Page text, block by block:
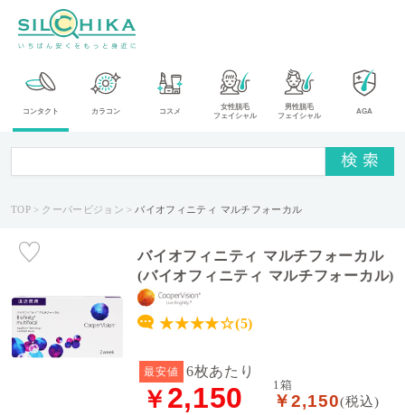
コンタクト カラコン コスメ
女性脱毛
フェイシャル
男性脱毛
フェイシャル
AGA
TOP クーパービジョン バイオフィニティ マルチフォーカル
バイオフィニティ マルチフォーカル
(バイオフィニティ マルチフォーカル)
★★★★☆(5)
最安値 6枚あたり
￥ 2,150 1箱
￥2,150(税込)
カ
テ
ゴ
メ
カ
タ
イ
プ